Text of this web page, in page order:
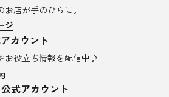
お店が手のひらに。
ジ
カウント
お役立ち情報を配信中♪
式アカウント